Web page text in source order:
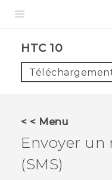
VIVE
VIVERSE
SUPPORT
HTC 10‎
< < Menu
Envoyer un
(SMS)